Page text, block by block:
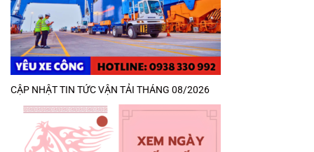
CẬP NHẬT TIN TỨC VẬN TẢI THÁNG 08/2026